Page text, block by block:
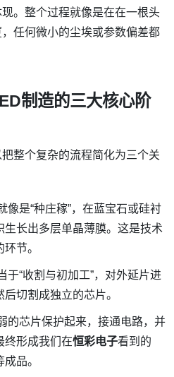
。整个过程就像是在在一根头
任何微小的尘埃或参数偏差都
制造的三大核心阶
整个复杂的流程简化为三个关
像是“种庄稼”，在蓝宝石或硅衬
生长出多层单晶薄膜。这是技术
节。
于“收割与初加工”，对外延片进
切割成独立的芯片。
的芯片保护起来，接通电路，并
终形成我们在恒彩电子看到的
品。